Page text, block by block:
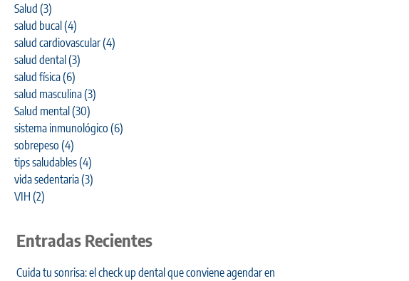
Salud (3)
salud bucal(4)
salud cardiovascular(4)
salud dental(3)
salud física(6)
salud masculina(3)
Salud mental(30)
sistema inmunológico (6)
sobrepeso (4)
tips saludables(4)
vida sedentaria(3)
VIH (2)
Entradas Recientes
Cuida tu sonrisa: el check up dental que conviene agendar en